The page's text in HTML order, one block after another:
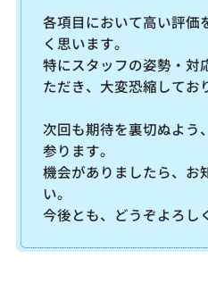
各項目において高い評価
く思います。
特にスタッフの姿勢・対
ただき、大変恐縮してお
次回も期待を裏切ぬよう
参ります。
機会がありましたら、お
い。
今後とも、どうぞよろし